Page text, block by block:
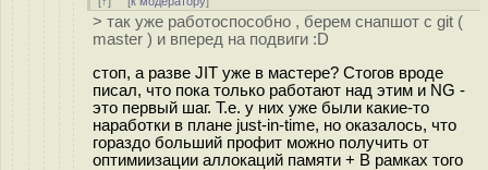
> так уже работоспособно , берем снапшот с git (
master ) и вперед на подвиги :D
стоп, а разве JIT уже в мастере? Стогов вроде
писал, что пока только работают над этим и NG -
это первый шаг. Т.е. у них уже были какие-то
наработки в плане just-in-time, но оказалось, что
гораздо больший профит можно получить от
оптимиизации аллокаций памяти + В рамках того